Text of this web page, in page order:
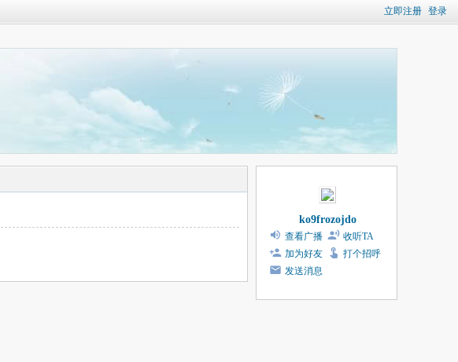
立即注册 登录
ko9frozojdo
查看广播
收听TA
加为好友
打个招呼
发送消息